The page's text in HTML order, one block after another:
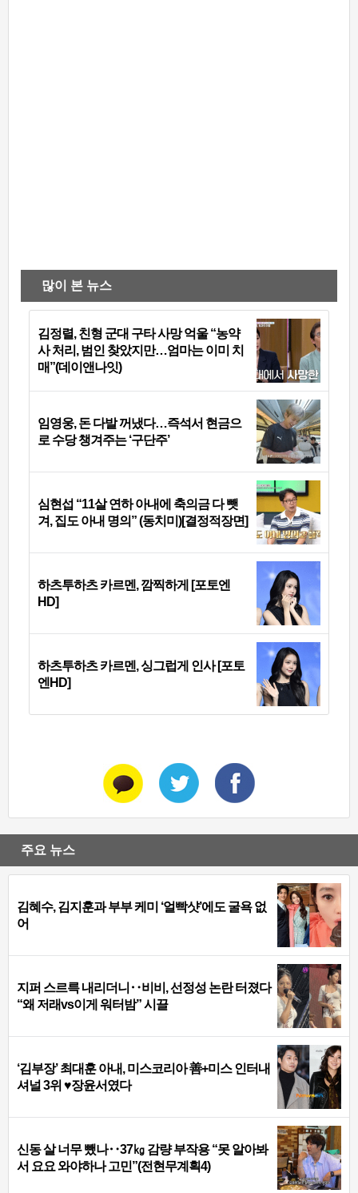
많이 본 뉴스
김정렬, 친형 군대 구타 사망 억울 “농약
사 처리, 범인 찾았지만…엄마는 이미 치
매”(데이앤나잇)
임영웅, 돈 다발 꺼냈다…즉석서 현금으
로 수당 챙겨주는 ‘구단주’
심현섭 “11살 연하 아내에 축의금 다 뺏
겨, 집도 아내 명의” (동치미)[결정적장면]
하츠투하츠 카르멘, 깜찍하게 [포토엔
HD]
하츠투하츠 카르멘, 싱그럽게 인사 [포토
엔HD]
주요 뉴스
김혜수, 김지훈과 부부 케미 ‘얼빡샷’에도 굴욕 없
어
지퍼 스르륵 내리더니‥비비, 선정성 논란 터졌다
“왜 저래vs이게 워터밤” 시끌
‘김부장’ 최대훈 아내, 미스코리아 善+미스 인터내
셔널 3위 ♥장윤서였다
신동 살 너무 뺐나‥37㎏ 감량 부작용 “못 알아봐
서 요요 와야하나 고민”(전현무계획4)